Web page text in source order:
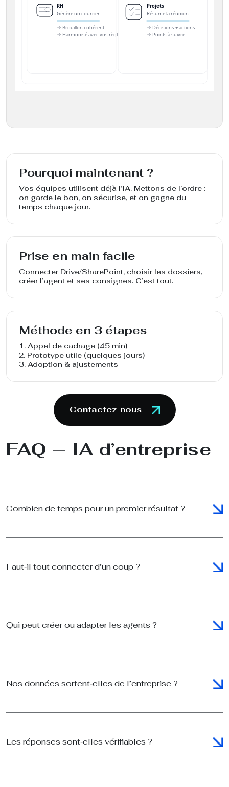
Pourquoi maintenant ?
Vos équipes utilisent déjà l’IA. Mettons de l’ordre :
on garde le bon, on sécurise, et on gagne du
temps chaque jour.
Prise en main facile
Connecter Drive/SharePoint, choisir les dossiers,
créer l’agent et ses consignes. C’est tout.
Méthode en 3 étapes
1. Appel de cadrage (45 min)
2. Prototype utile (quelques jours)
3. Adoption & ajustements
Contactez-nous
FAQ — IA d’entreprise
Combien de temps pour un premier résultat ?
Faut‑il tout connecter d’un coup ?
Qui peut créer ou adapter les agents ?
Nos données sortent‑elles de l’entreprise ?
Les réponses sont‑elles vérifiables ?